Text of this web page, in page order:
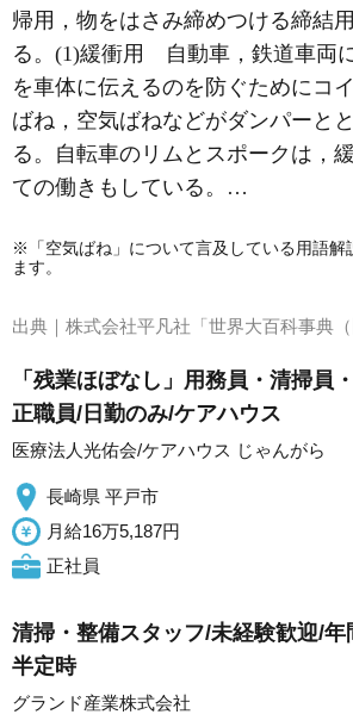
帰用，物をはさみ締めつける締結
る。(1)緩衝用 自動車，鉄道車両
を車体に伝えるのを防ぐためにコ
ばね，空気ばねなどがダンパーと
る。自転車のリムとスポークは，
ての働きもしている。…
※「空気ばね」について言及している用語解
ます。
出典｜ 株式会社平凡社「世界大百科事典（
「残業ほぼなし」用務員・清掃員
正職員/日勤のみ/ケアハウス
医療法人光佑会/ケアハウス じゃんがら
長崎県 平戸市
月給16万5,187円
正社員
清掃・整備スタッフ/未経験歓迎/
半定時
グランド産業株式会社